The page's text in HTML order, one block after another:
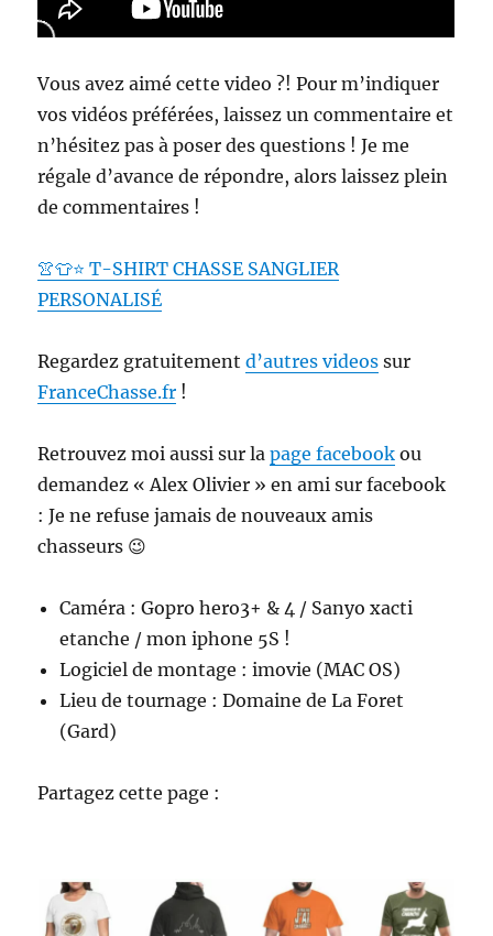
Vous avez aimé cette video ?! Pour m’indiquer
vos vidéos préférées, laissez un commentaire et
n’hésitez pas à poser des questions ! Je me
régale d’avance de répondre, alors laissez plein
de commentaires !
👚👕⭐️ T-SHIRT CHASSE SANGLIER
PERSONALISÉ
Regardez gratuitementd’autres videos sur
FranceChasse.fr !
Retrouvez moi aussi sur lapage facebook ou
demandez « Alex Olivier » en ami sur facebook
: Je ne refuse jamais de nouveaux amis
chasseurs 😉
Caméra : Gopro hero3+ & 4 / Sanyo xacti
etanche / mon iphone 5S !
Logiciel de montage : imovie (MAC OS)
Lieu de tournage : Domaine de La Foret
(Gard)
Partagez cette page :